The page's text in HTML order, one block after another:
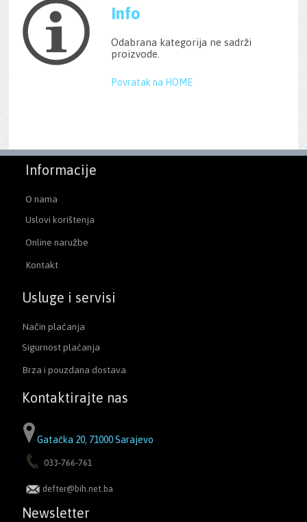
Info
Odabrana kategorija ne sadrži
proizvode.
Povratak na HOME
Informacije
O nama
Uslovi korištenja
Online naružbe
Kontakt
Usluge i servisi
Način plaćanja
Sigurnost plaćanja
Brza i pouzdana dostava
Kontaktirajte nas
Gatačka 20, 71000 Sarajevo
033-766-761
defter@bih.net.ba
Newsletter